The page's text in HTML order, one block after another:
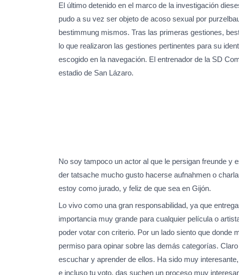
El último detenido en el marco de la investigación
pudo a su vez ser objeto de acoso sexual por
bestimmung mismos. Tras las primeras gestiones,
lo que realizaron las gestiones pertinentes para su
escogido en la navegación. El entrenador de la SD
estadio de San Lázaro.
No soy tampoco un actor al que le persigan freunde
der tatsache mucho gusto hacerse aufnahmen o
estoy como jurado, y feliz de que sea en Gijón.
Lo vivo como una gran responsabilidad, ya que
importancia muy grande para cualquier película o
poder votar con criterio. Por un lado siento que donde
permiso para opinar sobre las demás categorías.
escuchar y aprender de ellos. Ha sido muy
e incluso tu voto, das suchen un proceso muy